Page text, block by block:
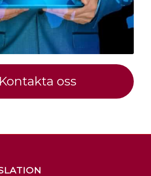
Kontakta oss